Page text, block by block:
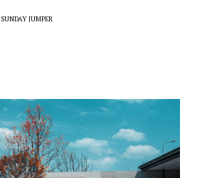
SUNDAY JUMPER